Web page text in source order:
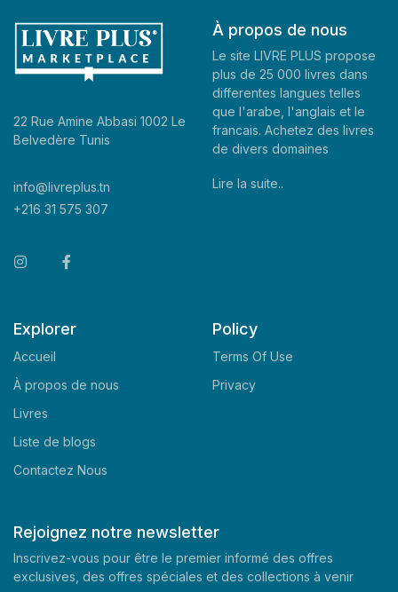
22 Rue Amine Abbasi 1002 Le
Belvedère Tunis
info@livreplus.tn
+216 31 575 307
À propos de nous
Le site LIVRE PLUS propose
plus de 25 000 livres dans
differentes langues telles
que l'arabe, l'anglais et le
francais. Achetez des livres
de divers domaines
Lire la suite..
Explorer
Accueil
À propos de nous
Livres
Liste de blogs
Contactez Nous
Policy
Terms Of Use
Privacy
Rejoignez notre newsletter
Inscrivez-vous pour être le premier informé des offres
exclusives, des offres spéciales et des collections à venir